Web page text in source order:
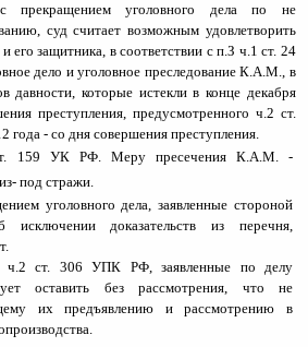
с прекращением уголовного дела по не
суд считает возможным удовлетворить
его защитника, в соответствии с п.З ч.1 ст. 24
дело и уголовное преследование К.A.M., в
давности, которые истекли в конце декабря
преступления, предусмотренного ч.2 ст.
года - со дня совершения преступления.
159 УК РФ. Меру пресечения К.A.M.-
под стражи.
уголовного дела, заявленные стороной
исключении доказательств из перечня,
ч.2 ст. 306 УПК РФ, заявленные по делу
оставить без рассмотрения, что не
их предъявлению и рассмотрению в